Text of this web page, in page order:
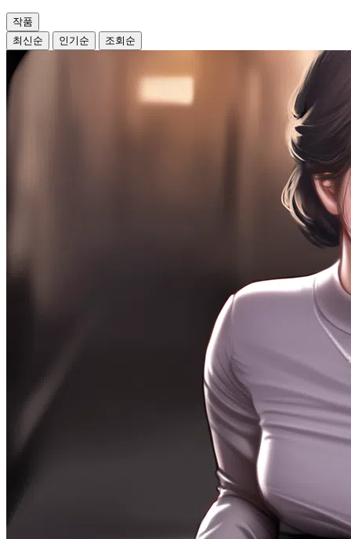
작품
최신순
인기순 조회순